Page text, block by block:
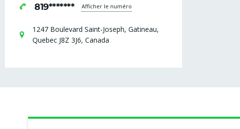
819******* Afficher le numéro
1247 Boulevard Saint-Joseph, Gatineau,
Quebec J8Z 3J6, Canada